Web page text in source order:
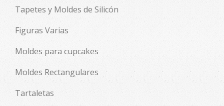
Tapetes y Moldes de Silicón
Figuras Varias
Moldes para cupcakes
Moldes Rectangulares
Tartaletas